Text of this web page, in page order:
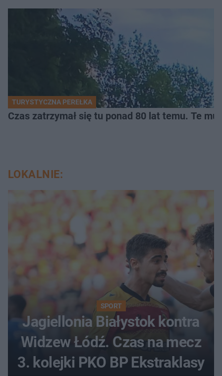
TURYSTYCZNA PEREŁKA
Czas zatrzymał się tu ponad 80 lat temu. Te
LOKALNIE:
SPORT
Jagiellonia Białystok kontra
Widzew Łódź. Czas na mecz
3. kolejki PKO BP Ekstraklasy